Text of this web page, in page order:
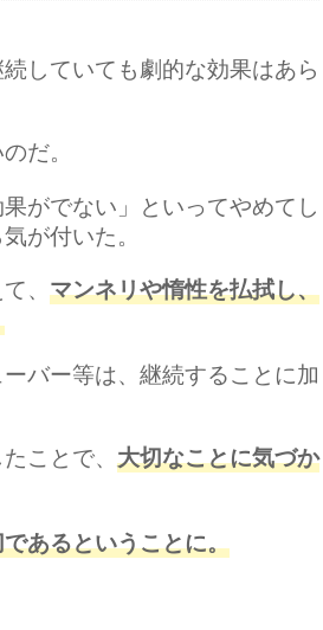
していても劇的な効果はあら
だ。
がでない」といってやめてし
が付いた。
、 マンネリや惰性を払拭し、
バー等は、継続することに加
ことで、 大切なことに気づか
あるということに。